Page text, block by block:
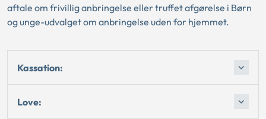
aftale om frivillig anbringelse eller truffet afgørelse i Børn
og unge-udvalget om anbringelse uden for hjemmet.
Kassation:
Love: